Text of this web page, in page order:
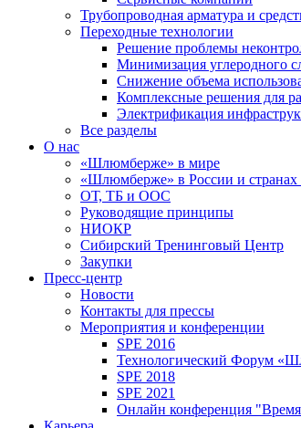
Трубопроводная арматура и
Переходные технологии
Решение проблемы
Минимизация углеродного
Снижение объема
Комплексные решения для
Электрификация
Все разделы
О нас
«Шлюмберже» в мире
«Шлюмберже» в России и
ОТ, ТБ и ООС
Руководящие принципы
НИОКР
Сибирский Тренинговый Центр
Закупки
Пресс-центр
Новости
Контакты для прессы
Мероприятия и конференции
SPE 2016
Технологический Форум
SPE 2018
SPE 2021
Онлайн конференция